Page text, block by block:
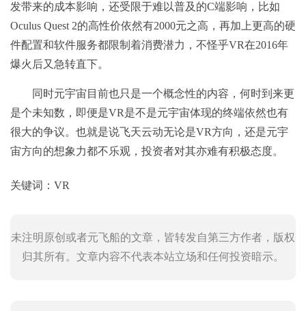
发带来的成本影响，还受限于难以普及的C端影响，比如
Oculus Quest 2的高性价依然有2000元之高，再加上更高的硬
件配置和软件服务都限制着消费潜力，不怪乎VR在2016年
爆火后又急转直下。
同时元宇宙目前也只是一个概念性的内容，何时到来更
是个未知数，即便是VR是不是元宇宙体现的终端依然也有
很大的争议。也就是说飞天云动无论是VR方向，还是元宇
宙方向的想象力都不乐观，投资者对其亦难有积极态度。
关键词： VR
未注明原创或者元飞船的文章，皆转发自第三方作者，版权
归其所有。文章内容不代表本站立场和任何投资暗示。